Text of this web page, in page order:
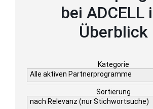
bei ADCELL
Überblick
Kategorie
Alle aktiven Partnerprogramme
Sortierung
nach Relevanz (nur Stichwortsuche)